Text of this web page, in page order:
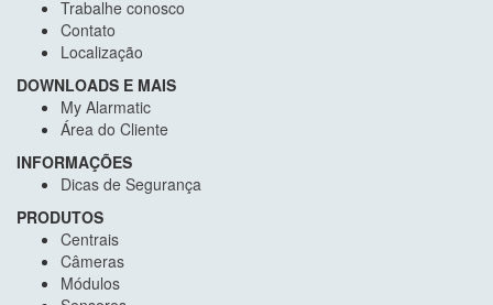
Trabalhe conosco
Contato
Localização
DOWNLOADS E MAIS
My Alarmatic
Área do Cliente
INFORMAÇÕES
Dicas de Segurança
PRODUTOS
Centrais
Câmeras
Módulos